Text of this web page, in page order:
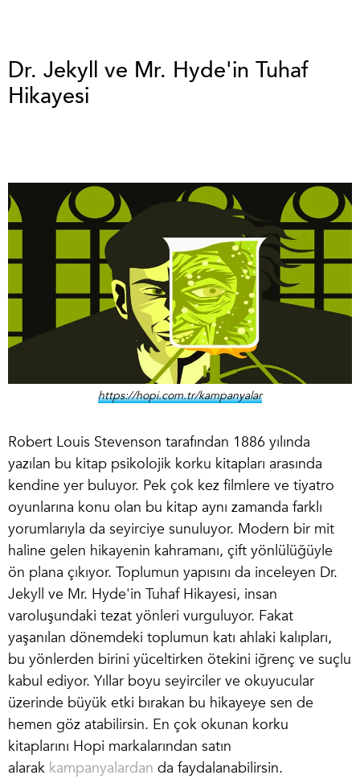
Dr. Jekyll ve Mr. Hyde'in Tuhaf
Hikayesi
https://hopi.com.tr/kampanyalar
Robert Louis Stevenson tarafından 1886 yılında
yazılan bu kitap psikolojik korku kitapları arasında
kendine yer buluyor. Pek çok kez filmlere ve tiyatro
oyunlarına konu olan bu kitap aynı zamanda farklı
yorumlarıyla da seyirciye sunuluyor. Modern bir mit
haline gelen hikayenin kahramanı, çift yönlülüğüyle
ön plana çıkıyor. Toplumun yapısını da inceleyen Dr.
Jekyll ve Mr. Hyde'in Tuhaf Hikayesi, insan
varoluşundaki tezat yönleri vurguluyor. Fakat
yaşanılan dönemdeki toplumun katı ahlaki kalıpları,
bu yönlerden birini yüceltirken ötekini iğrenç ve suçlu
kabul ediyor. Yıllar boyu seyirciler ve okuyucular
üzerinde büyük etki bırakan bu hikayeye sen de
hemen göz atabilirsin. En çok okunan korku
kitaplarını Hopi markalarından satın
alarak kampanyalardan da faydalanabilirsin.